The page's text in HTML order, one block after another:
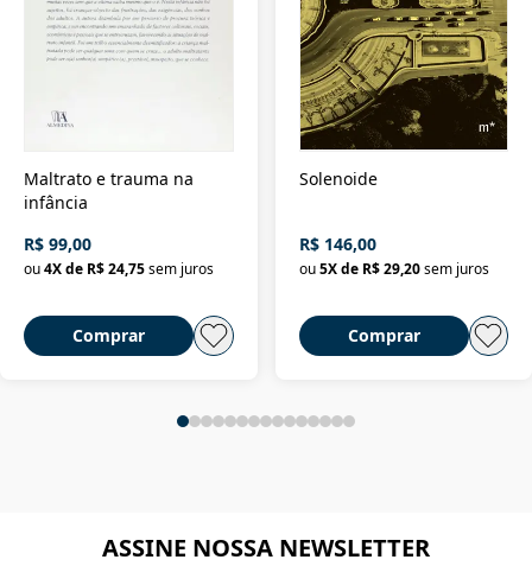
Maltrato e trauma na
infância
R$ 99,00
ou4X de R$ 24,75sem juros
Comprar
Solenoide
R$ 146,00
ou 5X de R$ 29,20 sem juros
Comprar
ASSINE NOSSA NEWSLETTER